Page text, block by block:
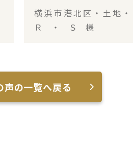
横浜市港北区・土地
Ｒ ・ Ｓ 様
声の一覧へ戻る